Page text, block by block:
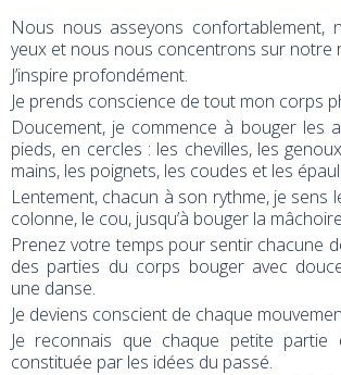
Nous nous asseyons confortablement,
yeux et nous nous concentrons sur notre
J’inspire profondément.
Je prends conscience de tout mon corps
Doucement, je commence à bouger les
pieds, en cercles : les chevilles, les
mains, les poignets, les coudes et les
Lentement, chacun à son rythme, je sens
colonne, le cou, jusqu’à bouger la
Prenez votre temps pour sentir chacune
des parties du corps bouger avec
une danse.
Je deviens conscient de chaque
Je reconnais que chaque petite
constituée par les idées du passé.